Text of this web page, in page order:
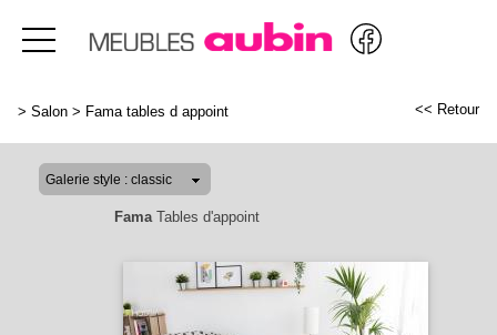
> Salon > Fama tables d appoint << Retour
FamaTables d'appoint